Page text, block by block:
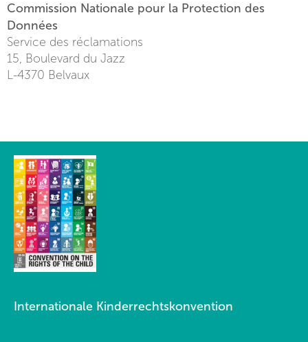
Commission Nationale pour la Protection des
Données
Service des réclamations
15, Boulevard du Jazz
L-4370 Belvaux
Internationale Kinderrechtskonvention